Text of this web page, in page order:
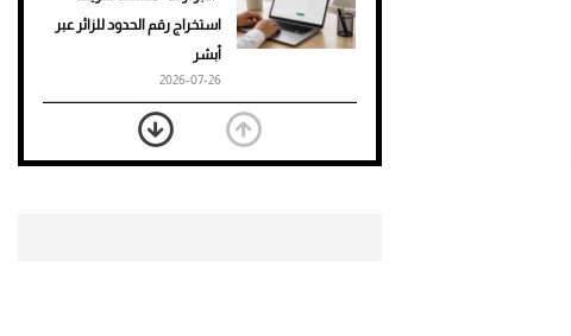
استخراج رقم الحدود للزائر عبر
أبشر
2026-07-26
بعد 7 أشهر من تعرضه لحادث
مروع.. جوشوا يفوز على برينغا